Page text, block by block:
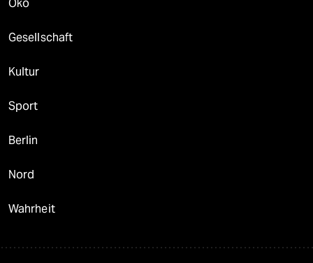
Öko
Gesellschaft
Kultur
Sport
Berlin
Nord
Wahrheit